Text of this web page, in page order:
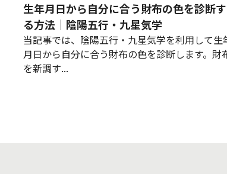
生年月日から自分に合う財布の色を診断す
る方法｜陰陽五行・九星気学
当記事では、陰陽五行・九星気学を利用して生
月日から自分に合う財布の色を診断します。財
を新調す...